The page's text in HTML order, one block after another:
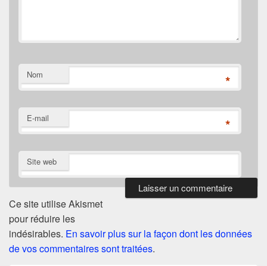
Nom *
E-mail *
Site web
Ce site utilise Akismet
pour réduire les
indésirables. En savoir plus sur la façon dont les données
de vos commentaires sont traitées.